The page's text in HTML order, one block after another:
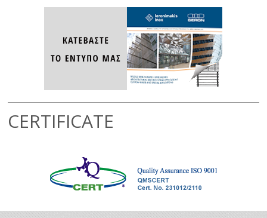
CERTIFICATE